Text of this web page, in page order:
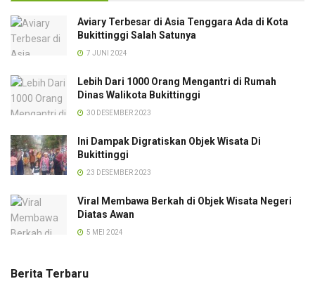
Aviary Terbesar di Asia Tenggara Ada di Kota
Bukittinggi Salah Satunya
7 JUNI 2024
Lebih Dari 1000 Orang Mengantri di Rumah
Dinas Walikota Bukittinggi
30 DESEMBER 2023
Ini Dampak Digratiskan Objek Wisata Di
Bukittinggi
23 DESEMBER 2023
Viral Membawa Berkah di Objek Wisata Negeri
Diatas Awan
5 MEI 2024
Berita Terbaru